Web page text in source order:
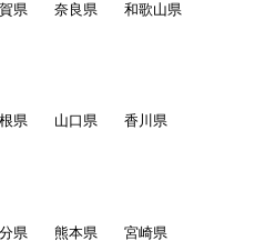
配布等をする行為
する行為
する行為、当社が不適切と判
県 奈良県
和歌山県
県 山口県
香川県
県 熊本県
宮崎県